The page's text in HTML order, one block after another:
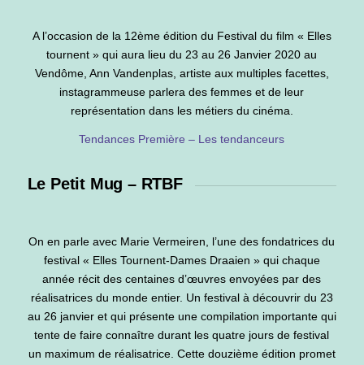
A l’occasion de la 12ème édition du Festival du film « Elles
tournent » qui aura lieu du 23 au 26 Janvier 2020 au
Vendôme, Ann Vandenplas, artiste aux multiples facettes,
instagrammeuse parlera des femmes et de leur
représentation dans les métiers du cinéma.
Tendances Première – Les tendanceurs
Le Petit Mug – RTBF
On en parle avec Marie Vermeiren, l’une des fondatrices du
festival « Elles Tournent-Dames Draaien » qui chaque
année récit des centaines d’œuvres envoyées par des
réalisatrices du monde entier. Un festival à découvrir du 23
au 26 janvier et qui présente une compilation importante qui
tente de faire connaître durant les quatre jours de festival
un maximum de réalisatrice. Cette douzième édition promet